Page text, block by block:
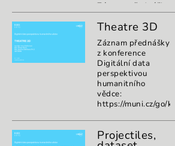
Záznam přednášky
z konference
Digitální data
humanitního
vědce:
https://muni.cz/go/
Theatre 3D
Záznam přednášky
z konference
Digitální data
perspektivou
humanitního
vědce:
https://muni.cz/go/
Projectiles,